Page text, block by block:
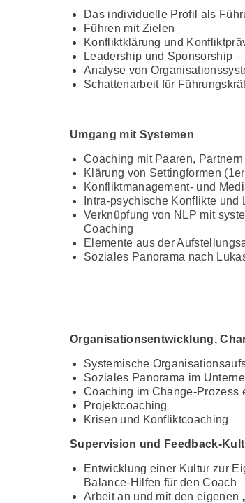
Das individuelle Profil als
Führen mit Zielen
Konfliktklärung und
Leadership und Sponsorship
Analyse von
Schattenarbeit für
Umgang mit Systemen
Coaching mit Paaren, Partnern
Klärung von Settingformen
Konfliktmanagement- und
Intra-psychische Konflikte und
Verknüpfung von NLP mit
Coaching
Elemente aus der
Soziales Panorama nach
Organisationsentwicklung,
Systemische
Soziales Panorama im
Coaching im Change-Prozess
Projektcoaching
Krisen und Konfliktcoaching
Supervision und Feedback-
Entwicklung einer Kultur zur
Balance-Hilfen für den Coach
Arbeit an und mit den eigenen